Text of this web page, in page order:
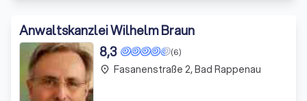
Anwaltskanzlei Wilhelm Braun
(6)
8,3
place Fasanenstraße 2, Bad Rappenau